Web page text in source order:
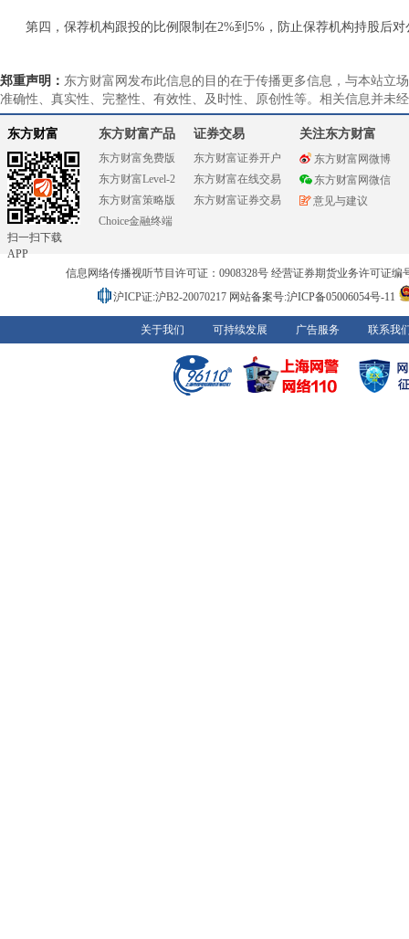
第四，保荐机构跟投的比例限制在2%到5%，防止保荐机构持股后
郑重声明： 东方财富网发布此信息的目的在于传播更多信息，与本站立
准确性、真实性、完整性、有效性、及时性、原创性等。相关信息并未
东方财富
扫一扫下载
APP
东方财富产品
东方财富免费版
东方财富Level-2
东方财富策略版
Choice金融终端
证券交易
东方财富证券开户
东方财富在线交易
东方财富证券交易
关注东方财富
东方财富网微博
东方财富网微信
意见与建议
信息网络传播视听节目许可证：0908328号 经营证券期货业务许可证编
沪ICP证:沪B2-20070217 网站备案号:沪ICP备05006054号-11
关于我们 可持续发展 广告服务 联系我